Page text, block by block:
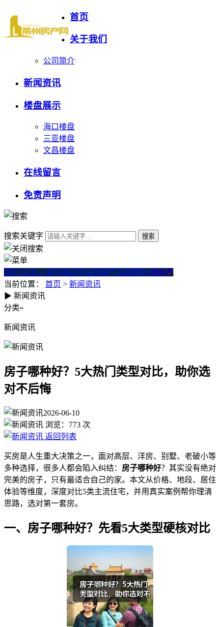
首页
关于我们
公司简介
新闻资讯
楼盘展示
海口楼盘
三亚楼盘
文昌楼盘
在线留言
免责声明
搜索关键字
我们·立志。成为真正专业的房产交易顾问 微房产
当前位置： 首页 > 新闻资讯
房子哪种好？5大热门类型对
▶ 新闻资讯
分类»
新闻资讯
房子哪种好？5大热门类型对比，助你选
对不后悔
2026-06-10
浏览： 773 次
返回列表
买房是人生重大决策之一，面对高层、洋房、别墅、老破小等
多种选择，很多人都会陷入纠结： 房子哪种好？其实没有绝对
完美的房子，只有最适合自己的家。本文从价格、地段、居住
体验等维度，深度对比5类主流住宅，并用真实案例帮你理清
思路，选对第一套房。
一、房子哪种好？先看5大类型硬核对比